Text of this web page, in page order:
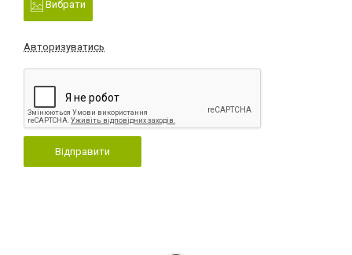
Вибрати
Авторизуватись
Відправити